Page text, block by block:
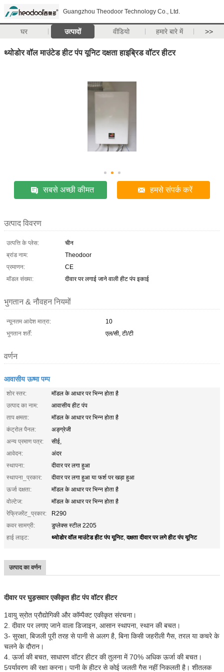
Guangzhou Theodoor Technology Co., Ltd.
घर उत्पादों वीडियो हमारे बारे में >>
थ्योडोर वॉल माउंटेड हीट पंप यूनिट दक्षता हाइब्रिड वॉटर हीटर
सबसे अच्छी कीमत हमसे संपर्क करें
उत्पाद विवरण
उत्पत्ति के प्लेस:
चीन
ब्रांड नाम:
Theodoor
प्रमाणन:
CE
मॉडल संख्या:
दीवार पर लगाई जाने वाली हीट पंप इकाई
भुगतान & नौवहन नियमों
न्यूनतम आदेश मात्रा:
10
भुगतान शर्तें:
एल/सी, टी/टी
वर्णन
आवासीय ऊष्मा पम्प
शोर स्तर:
मॉडल के आधार पर भिन्न होता है
उत्पाद का नाम:
आवासीय हीट पंप
ताप क्षमता:
मॉडल के आधार पर भिन्न होता है
कंट्रोल पैनल:
अङ्ग्रेजी
अन्य प्रमाण पत्र:
सीई,
आवेदन:
अंदर
स्थापना:
दीवार पर लगा हुआ
स्थापना_प्रकार:
दीवार पर लगा हुआ या फर्श पर खड़ा हुआ
ऊर्जा दक्षता:
मॉडल के आधार पर भिन्न होता है
वोल्टेज:
मॉडल के आधार पर भिन्न होता है
रेफ्रिजरेंट_प्रकार:
R290
कवर सामग्री:
डुप्लेक्स स्टील 2205
हाई लाइट:
थ्योडोर वॉल माउंटेड हीट पंप यूनिट,दक्षता दीवार पर लगे हीट पंप यूनिट
उत्पाद का वर्णन
दीवार पर घुड़सवार एकीकृत हीट पंप वॉटर हीटर
1वायु स्रोत प्रौद्योगिकी और कॉम्पैक्ट एकीकृत संरचना।
2. दीवार पर लगाए जाने वाला डिजाइन, आसान स्थापना, स्थान की बचत।
3- सुरक्षा, बिजली पूरी तरह से पानी से अलग है, बिना किसी जहरीली गैस, तरल या कचरे के
चलने के दौरान।
4. ऊर्जा की बचत, साधारण वॉटर हीटर की तुलना में 70% अधिक ऊर्जा की बचत।
5पर्यावरण की रक्षा करना। पानी के हीटर से कोई जलती गैस नहीं निकलती है। शीतलक